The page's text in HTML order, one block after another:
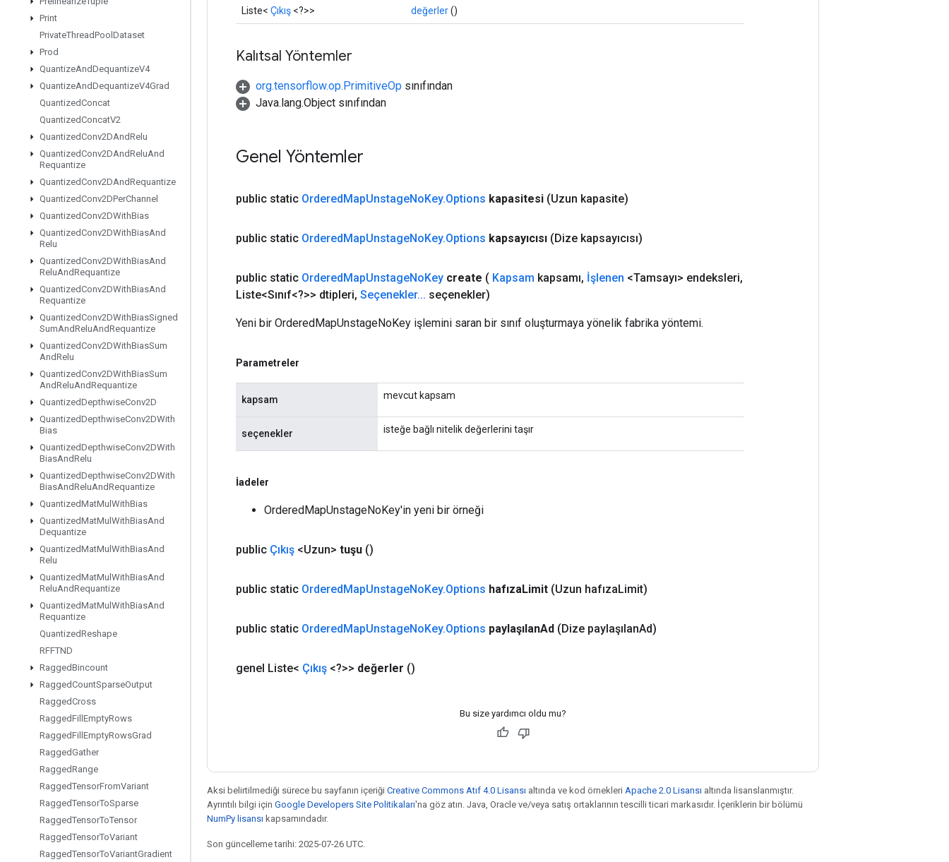
Print
PrivateThreadPool Dataset
Prod
QuantizeAndDequantizeV4
QuantizeAndDequantizeV4Grad
QuantizedConcat
QuantizedConcatV2
QuantizedConv2DAndRelu
QuantizedConv2DAndReluAnd
Requantize
QuantizedConv2DAndRequantize
QuantizedConv2DPerChannel
QuantizedConv2DWithBias
QuantizedConv2DWithBiasAnd
Relu
QuantizedConv2DWithBiasAnd
ReluAndRequantize
QuantizedConv2DWithBiasAnd
Requantize
QuantizedConv2DWithBiasSigned
SumAndReluAndRequantize
QuantizedConv2DWithBiasSum
AndRelu
QuantizedConv2DWithBiasSum
AndReluAndRequantize
QuantizedDepthwiseConv2D
QuantizedDepthwiseConv2DWith
Bias
QuantizedDepthwiseConv2DWith
BiasAndRelu
QuantizedDepthwiseConv2DWith
BiasAndReluAndRequantize
QuantizedMatMul WithBias
QuantizedMatMul WithBiasAnd
Dequantize
QuantizedMatMul WithBiasAnd
Relu
QuantizedMatMul WithBiasAnd
ReluAndRequantize
QuantizedMatMul WithBiasAnd
Requantize
QuantizedReshape
RFFTND
RaggedBincount
RaggedCountSparseOutput
RaggedCross
RaggedFill EmptyRows
RaggedFill EmptyRowsGrad
RaggedGather
RaggedRange
RaggedTensorFromVariant
RaggedTensorToSparse
RaggedTensorToTensor
RaggedTensorToVariant
RaggedTensorToVariantGradient
Liste< Çıkış <?>> değerler()
Kalıtsal Yöntemler
org.tensorflow.op.PrimitiveOp sınıfından
Java.lang.Object sınıfından
Genel Yöntemler
public static OrderedMapUnstageNoKey.Options kapasitesi (Uzun kapasite)
public static OrderedMapUnstageNoKey.Options kapsayıcısı (Dize kapsayıcısı)
public static OrderedMapUnstageNoKey create ( Kapsam kapsamı, İşlenen <Tamsayı> endeksleri,
Liste<Sınıf<?>> dtipleri, Seçenekler... seçenekler)
Yeni bir OrderedMapUnstageNoKey işlemini saran bir sınıf oluşturmaya yönelik fabrika yöntemi.
Parametreler
kapsam mevcut kapsam
seçenekler isteğe bağlı nitelik değerlerini taşır
İadeler
OrderedMapUnstageNoKey'in yeni bir örneği
public Çıkış <Uzun> tuşu ()
public static OrderedMapUnstageNoKey.Options hafızaLimit (Uzun hafızaLimit)
public static OrderedMapUnstageNoKey.Options paylaşılanAd (Dize paylaşılanAd)
genel Liste< Çıkış <?>> değerler ()
Bu size yardımcı oldu mu?
Aksi belirtilmediği sürece bu sayfanın içeriği Creative Commons Atıf 4.0 Lisansı altında ve kod örnekleri Apache 2.0 Lisansı altında lisanslanmıştır.
Ayrıntılı bilgi için Google Developers Site Politikaları'na göz atın. Java, Oracle ve/veya satış ortaklarının tescilli ticari markasıdır. İçeriklerin bir bölümü
NumPy lisansı kapsamındadır.
Son güncelleme tarihi: 2025-07-26 UTC.